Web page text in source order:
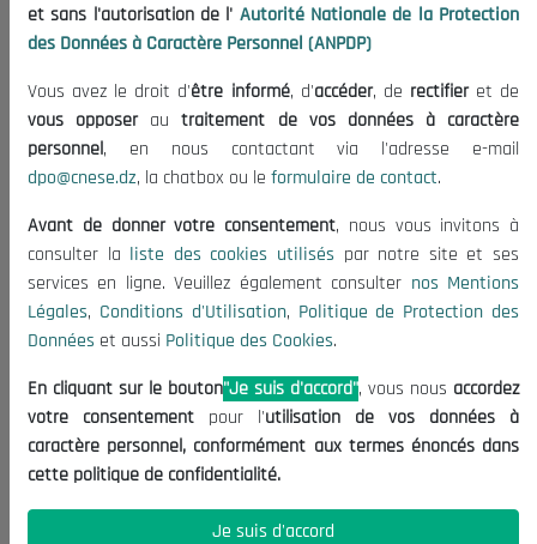
Publications
Calls for Tenders and Consultations
Legal Notices
Terms of Use
Data Protection Policy
Cookie Policy
Contact US
(+213) 021 98 01 00|01|02
contact@cnese.dz
Suggestions or Initiatives?
Newsletter
Inscrivez-vous, soyez le premier à découvrir nos
et sans l'autorisation de l' Autorité Nationale de la Protection
des Données à Caractère Personnel (ANPDP)
Vous avez le droit d'être informé, d'accéder, de rectifieret de
vous opposerautraitement de vos données à caractère
personnel, en nous contactant via l'adresse e-mail
dpo@cnese.dz, la chatbox ou le formulaire de contact.
Avant de donner votre consentement, nous vous invitons à
consulter la liste des cookies utilisés par notre site et ses
services en ligne. Veuillez également consulter nos Mentions
Légales, Conditions d'Utilisation, Politique de Protection des
Données et aussi Politique des Cookies.
En cliquant sur le bouton"Je suis d'accord", vous nous accordez
votre consentement pour l'utilisation de vos données à
caractère personnel, conformément aux termes énoncés dans
cette politique de confidentialité.
Je suis d'accord